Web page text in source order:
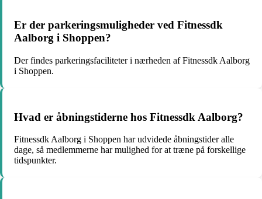
Er der parkeringsmuligheder ved Fitnessdk
Aalborg i Shoppen?
Der findes parkeringsfaciliteter i nærheden af Fitnessdk Aalborg
i Shoppen.
Hvad er åbningstiderne hos Fitnessdk Aalborg?
Fitnessdk Aalborg i Shoppen har udvidede åbningstider alle
dage, så medlemmerne har mulighed for at træne på forskellige
tidspunkter.